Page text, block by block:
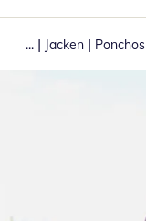
... | Jacken | Ponchos